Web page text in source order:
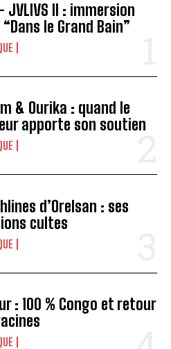
JVLIVS II : immersion
le Grand Bain”
& Ourika : quand le
apporte son soutien
d’Orelsan : ses
cultes
: 100 % Congo et retour